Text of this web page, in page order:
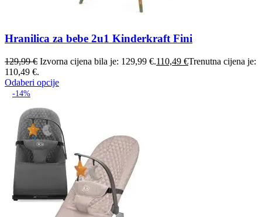
Hranilica za bebe 2u1 Kinderkraft Fini
129,99€ Izvorna cijena bila je: 129,99 €.110,49 €Trenutna cijena je:
110,49 €.
Odaberi opcije
-14%